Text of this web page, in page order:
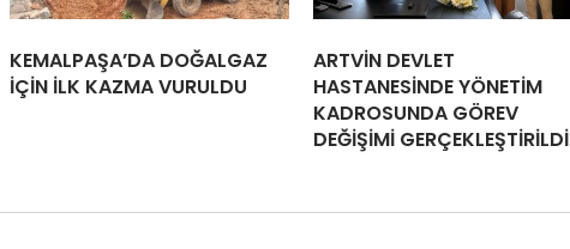
KEMALPAŞA’DA DOĞALGAZ
İÇİN İLK KAZMA VURULDU
ARTVİN DEVLET
HASTANESİNDE YÖNETİM
KADROSUNDA GÖREV
DEĞİŞİMİ GERÇEKLEŞTİRİLDİ